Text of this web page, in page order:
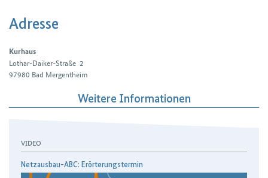
Adresse
Kurhaus
Lothar-Daiker-Straße 2
97980 Bad Mergentheim
Weitere Informationen
VIDEO
Netzausbau-ABC: Erörterungstermin